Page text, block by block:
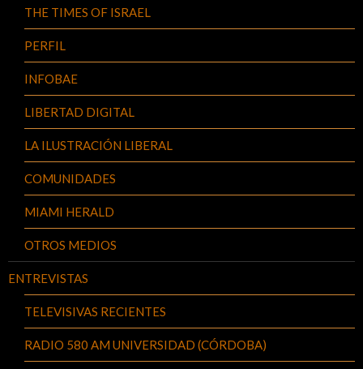
THE TIMES OF ISRAEL
PERFIL
INFOBAE
LIBERTAD DIGITAL
LA ILUSTRACIÓN LIBERAL
COMUNIDADES
MIAMI HERALD
OTROS MEDIOS
ENTREVISTAS
TELEVISIVAS RECIENTES
RADIO 580 AM UNIVERSIDAD (CÓRDOBA)